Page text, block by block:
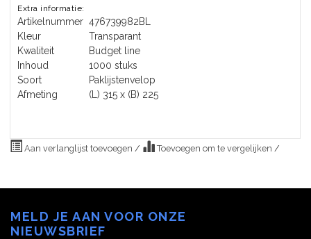
Extra informatie:
Artikelnummer 476739982BL
Kleur
Transparant
Kwaliteit
Budget line
Inhoud
1000 stuks
Soort
Paklijstenvelop
Afmeting
(L) 315 x (B) 225
Aan verlanglijst toevoegen / Toevoegen om te vergelijken /
MELD JE AAN VOOR ONZE
NIEUWSBRIEF